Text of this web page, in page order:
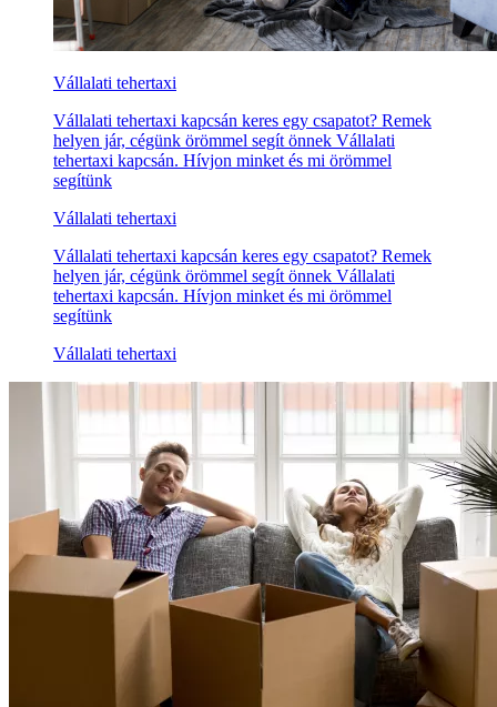
Vállalati tehertaxi
Vállalati tehertaxi kapcsán keres egy csapatot? Remek
helyen jár, cégünk örömmel segít önnek Vállalati
tehertaxi kapcsán. Hívjon minket és mi örömmel
segítünk
Vállalati tehertaxi
Vállalati tehertaxi kapcsán keres egy csapatot? Remek
helyen jár, cégünk örömmel segít önnek Vállalati
tehertaxi kapcsán. Hívjon minket és mi örömmel
segítünk
Vállalati tehertaxi